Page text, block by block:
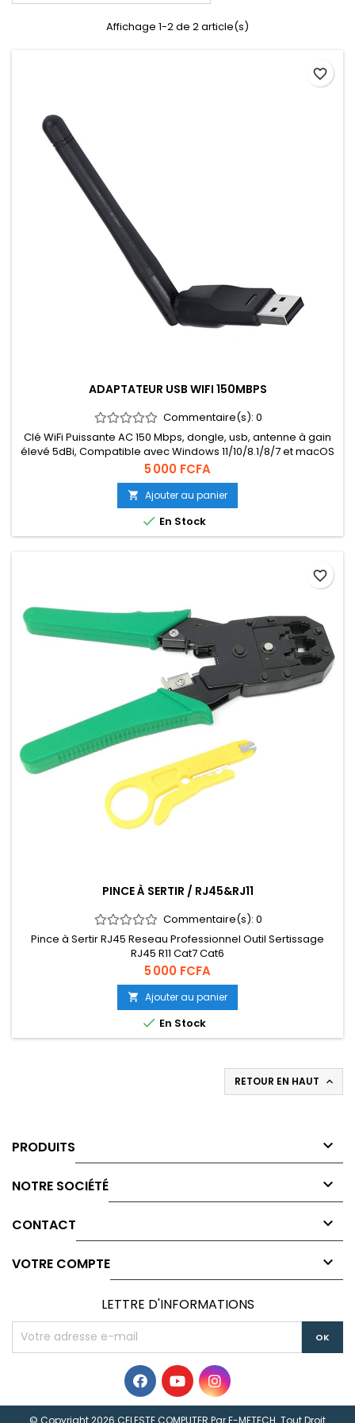
Affichage 1-2 de 2 article(s)
ADAPTATEUR USB WIFI 150MBPS
Commentaire(s): 0
Clé WiFi Puissante AC 150 Mbps, dongle, usb, antenne à gain
élevé 5dBi, Compatible avec Windows 11/10/8.1/8/7 et macOS
Prix
5 000 FCFA
 Ajouter au panier
 En Stock
favorite_border
PINCE À SERTIR / RJ45&RJ11
Commentaire(s): 0
Pince à Sertir RJ45 Reseau Professionnel Outil Sertissage
RJ45 R11 Cat7 Cat6
Prix
5 000 FCFA
 Ajouter au panier
 En Stock
favorite_border
RETOUR EN HAUT 
PRODUITS 
NOTRE SOCIÉTÉ 
CONTACT 
VOTRE COMPTE 
LETTRE D'INFORMATIONS
© Copyright 2026 CELESTE COMPUTER ParE-METECH . Tout Droit